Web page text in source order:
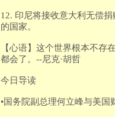
12. 印尼将接收意大利无偿
的国家。
【心语】这个世界根本不存
都会了。--尼克·胡哲
今日导读
•国务院副总理何立峰与美